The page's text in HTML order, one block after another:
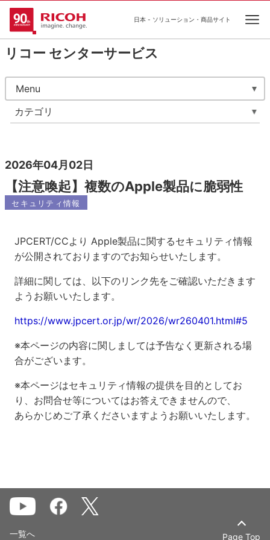
日本 - ソリューション・商品サイト
リコー センターサービス
Menu
カテゴリ
2026年04月02日
【注意喚起】複数のApple製品に脆弱性
セキュリティ情報
JPCERT/CCより Apple製品に関するセキュリティ情報
が公開されておりますのでお知らせいたします。
詳細に関しては、以下のリンク先をご確認いただきます
ようお願いいたします。
https://www.jpcert.or.jp/wr/2026/wr260401.html#5
※本ページの内容に関しましては予告なく更新される場
合がございます。
※本ページはセキュリティ情報の提供を目的としてお
り、お問合せ等についてはお答えできませんので、
あらかじめご了承くださいますようお願いいたします。
Page Top
一覧へ